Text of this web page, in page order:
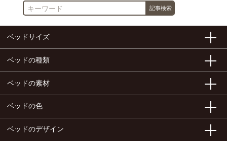
ベッドサイズ
ベッドの種類
ベッドの素材
ベッドの色
ベッドのデザイン